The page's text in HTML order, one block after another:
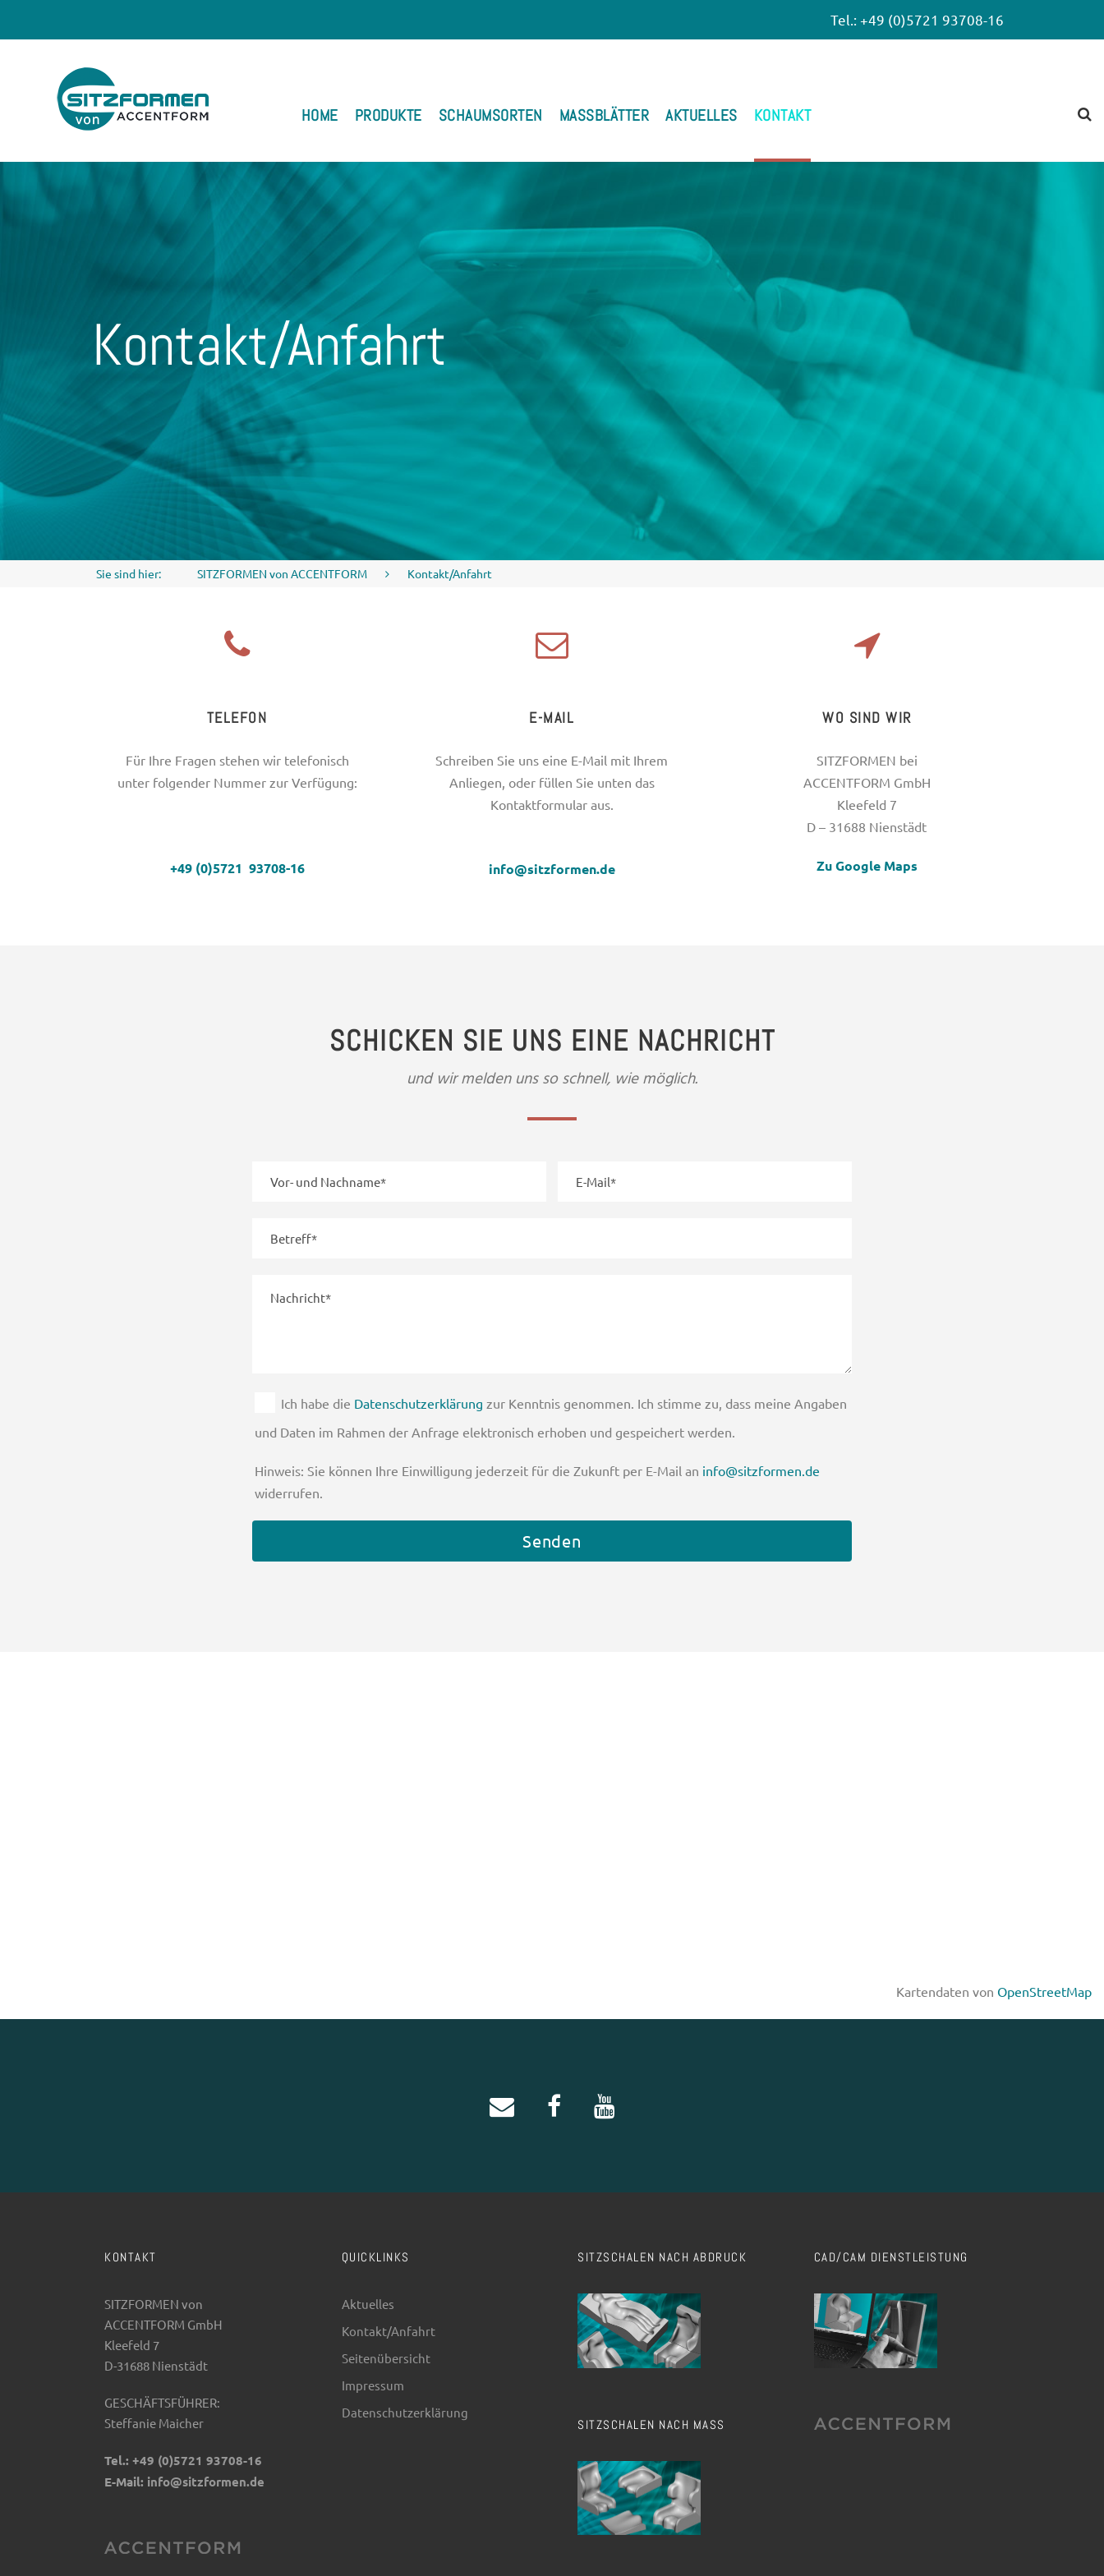
Tel.: +49 (0)5721 93708-16
HOME PRODUKTE SCHAUMSORTEN MASSBLÄTTER AKTUELLES KONTAKT
Kontakt/Anfahrt
Sie sind hier: SITZFORMEN von ACCENTFORM Kontakt/Anfahrt
TELEFON
Für Ihre Fragen stehen wir telefonisch
unter folgender Nummer zur Verfügung:
+49 (0)5721 93708-16
E-MAIL
Schreiben Sie uns eine E-Mail mit Ihrem
Anliegen, oder füllen Sie unten das
Kontaktformular aus.
info@sitzformen.de
WO SIND WIR
SITZFORMEN bei
ACCENTFORM GmbH
Kleefeld 7
D – 31688 Nienstädt
Zu Google Maps
SCHICKEN SIE UNS EINE NACHRICHT
und wir melden uns so schnell, wie möglich.
Ich habe die Datenschutzerklärung zur Kenntnis genommen. Ich stimme zu, dass meine Angaben
und Daten im Rahmen der Anfrage elektronisch erhoben und gespeichert werden.
Hinweis: Sie können Ihre Einwilligung jederzeit für die Zukunft per E-Mail an info@sitzformen.de
widerrufen.
Kartendaten von OpenStreetMap
KONTAKT
SITZFORMEN von
ACCENTFORM GmbH
Kleefeld 7
D-31688 Nienstädt
GESCHÄFTSFÜHRER:
Steffanie Maicher
Tel.: +49 (0)5721 93708-16
E-Mail: info@sitzformen.de
QUICKLINKS
Aktuelles
Kontakt/Anfahrt
Seitenübersicht
Impressum
Datenschutzerklärung
SITZSCHALEN NACH ABDRUCK
SITZSCHALEN NACH MASS
CAD/CAM DIENSTLEISTUNG